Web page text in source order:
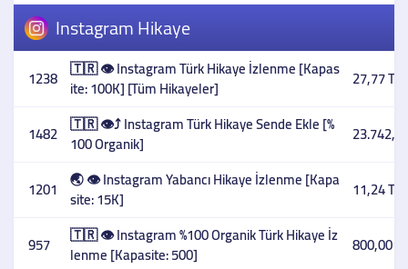
Instagram Hikaye
1238 🇹🇷 👁️ Instagram Türk Hikaye İzlenme [Kapas
ite: 100K] [Tüm Hikayeler] 27,77 TL
1482 🇹🇷 👁️⤴️ Instagram Türk Hikaye Sende Ekle [%
100 Organik]
1201 🌏 👁️ Instagram Yabancı Hikaye İzlenme [Kapa
site: 15K] 11,24 TL
957 🇹🇷 👁️ Instagram %100 Organik Türk Hikaye İz
lenme [Kapasite: 500] 800,00 TL